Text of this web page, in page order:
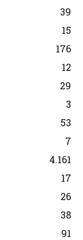
39
15
176
12
29
3
53
7
4.161
17
26
38
91